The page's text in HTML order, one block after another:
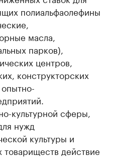
полиальфаолефины
масла,
парков),
центров,
конструкторских
культурной сферы,
нужд
культуры и
товариществ действие